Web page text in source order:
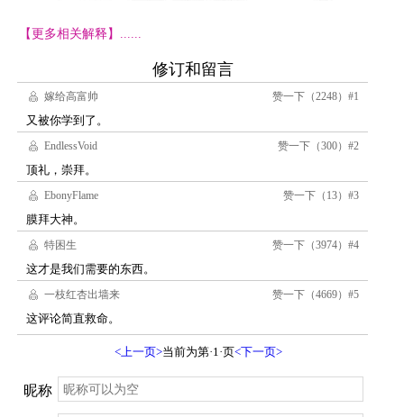
【更多相关解释】......